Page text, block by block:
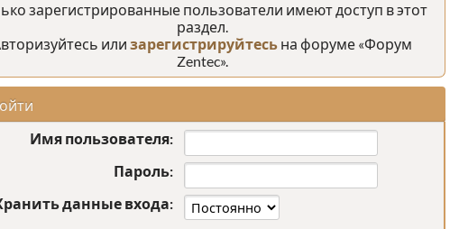
зарегистрированные пользователи имеют доступ в этот
раздел.
или зарегистрируйтесь на форуме «Форум
Zentec».
Имя пользователя:
Пароль:
данные входа: